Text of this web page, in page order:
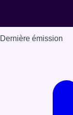
Dernière émission